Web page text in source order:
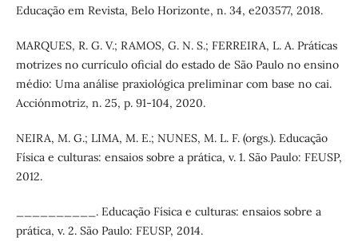
Educação em Revista, Belo Horizonte, n. 34, e203577, 2018.
MARQUES, R. G. V.; RAMOS, G. N. S.; FERREIRA, L. A. Práticas
motrizes no currículo oficial do estado de São Paulo no ensino
médio: Uma análise praxiológica preliminar com base no cai.
Acciónmotriz, n. 25, p. 91-104, 2020.
NEIRA, M. G.; LIMA, M. E.; NUNES, M. L. F. (orgs.). Educação
Física e culturas: ensaios sobre a prática, v. 1. São Paulo: FEUSP,
2012.
__________. Educação Física e culturas: ensaios sobre a
prática, v. 2. São Paulo: FEUSP, 2014.